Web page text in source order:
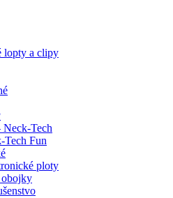
lopty a clipy
Neck-Tech
Tech Fun
ploty
obojky